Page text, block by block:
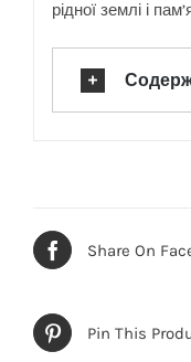
рідної землі і
Share On
Pin This